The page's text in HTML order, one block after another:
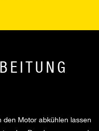
den Motor abkühlen lassen